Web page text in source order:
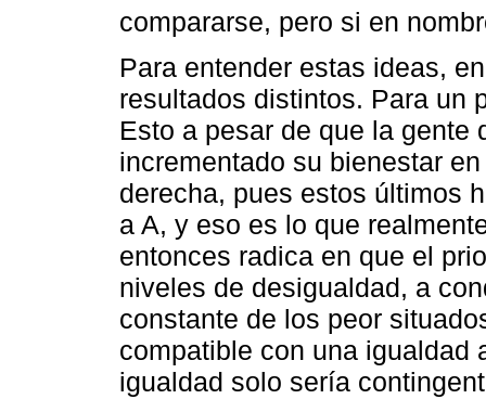
compararse, pero si en
Para entender estas ideas,
resultados distintos. Para un
Esto a pesar de que la gente
incrementado su bienestar
derecha, pues estos últimos
a A, y eso es lo que
entonces radica en que el
niveles de desigualdad, a
constante de los peor
compatible con una igualdad
igualdad solo sería